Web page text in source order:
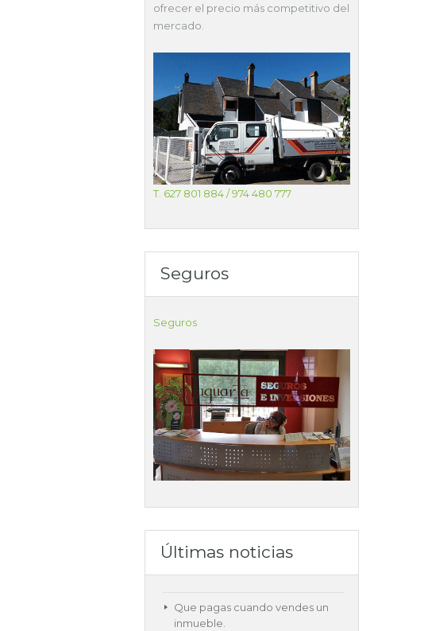
ofrecer el precio más competitivo del
mercado.
T. 627 801 884 / 974 480 777
Seguros
Seguros
Últimas noticias
Que pagas cuando vendes un
inmueble.